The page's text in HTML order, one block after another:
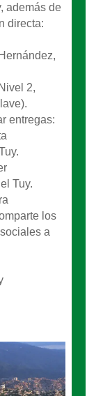
además de
directa:
2,
entregas:
Tuy.
los
a